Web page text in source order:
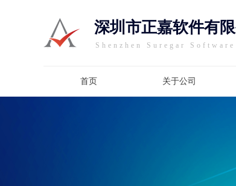
深圳市正嘉软件有
Shenzhen Suregar
首页 关于公司